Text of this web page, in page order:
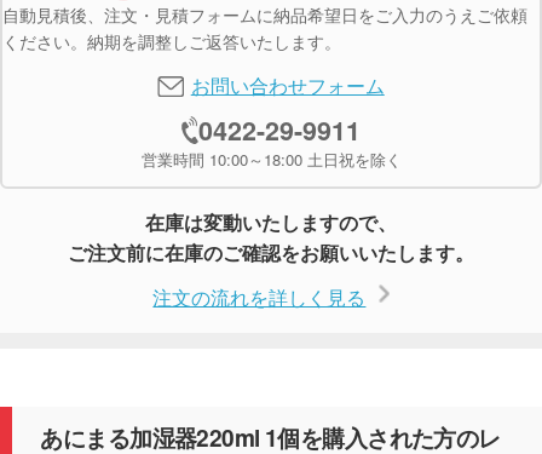
自動見積後、注文・見積フォームに納品希望日をご入力のうえご依頼
ください。納期を調整しご返答いたします。
お問い合わせフォーム
0422-29-9911
営業時間 10:00～18:00 土日祝を除く
在庫は変動いたしますので、
ご注文前に在庫のご確認をお願いいたします。
注文の流れを詳しく見る
あにまる加湿器220ml 1個を購入された方のレ